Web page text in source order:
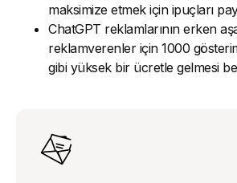
maksimize etmek için ipuçları
ChatGPT reklamlarının erken
reklamverenler için 1000
gibi yüksek bir ücretle gelmesi